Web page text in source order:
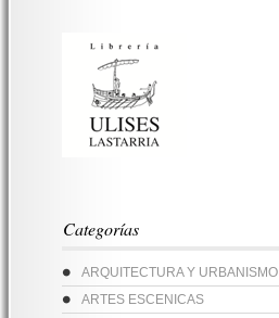
Categorías
ARQUITECTURA Y URBANISMO
ARTES ESCENICAS